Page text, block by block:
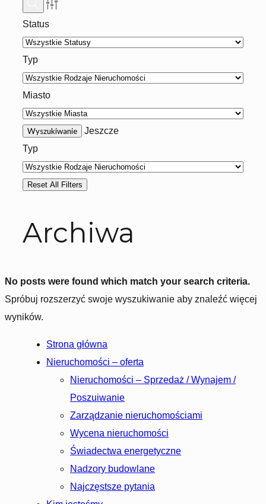
Status
Typ
Miasto
Jeszcze
Typ
Reset All Filters
Archiwa
No posts were found which match your search criteria.
Spróbuj rozszerzyć swoje wyszukiwanie aby znaleźć więcej
wyników.
Strona główna
Nieruchomości – oferta
Nieruchomości – Sprzedaż / Wynajem /
Poszuiwanie
Zarządzanie nieruchomościami
Wycena nieruchomości
Świadectwa energetyczne
Nadzory budowlane
Najczęstsze pytania